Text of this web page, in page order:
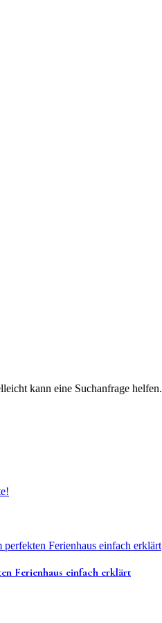
kann eine Suchanfrage helfen.
Ferienhaus einfach erklärt